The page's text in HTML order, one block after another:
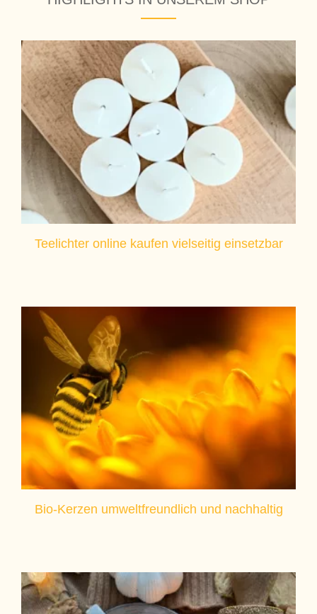
Teelichter online kaufen vielseitig einsetzbar
Bio-Kerzen umweltfreundlich und nachhaltig